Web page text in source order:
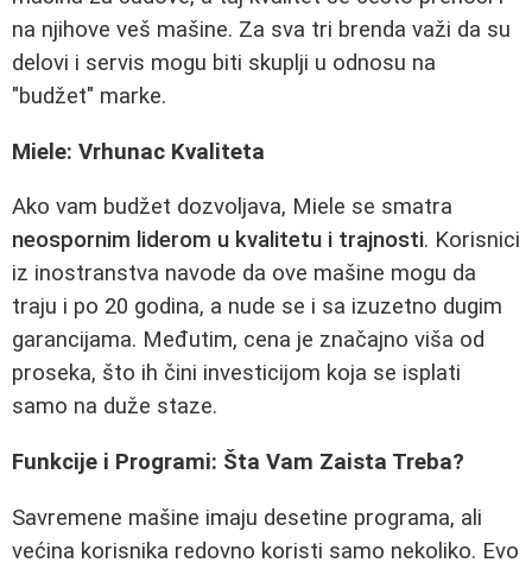
na njihove veš mašine. Za sva tri brenda važi da su
delovi i servis mogu biti skuplji u odnosu na
"budžet" marke.
Miele: Vrhunac Kvaliteta
Ako vam budžet dozvoljava, Miele se smatra
neospornim liderom u kvalitetu i trajnosti. Korisnici
iz inostranstva navode da ove mašine mogu da
traju i po 20 godina, a nude se i sa izuzetno dugim
garancijama. Međutim, cena je značajno viša od
proseka, što ih čini investicijom koja se isplati
samo na duže staze.
Funkcije i Programi: Šta Vam Zaista Treba?
Savremene mašine imaju desetine programa, ali
većina korisnika redovno koristi samo nekoliko. Evo